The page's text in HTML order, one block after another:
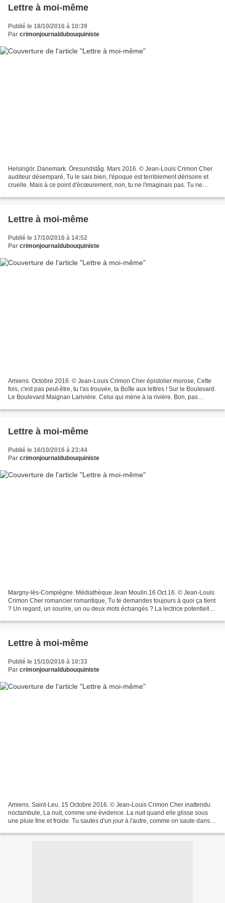
Lettre à moi-même
Publié le 18/10/2016 à 10:39
Par crimonjournaldubouquiniste
Helsingör. Danemark. Öresundståg. Mars 2016. © Jean-Louis Crimon Cher
auditeur désemparé, Tu le sais bien, l'époque est terriblement dérisoire et
cruelle. Mais à ce point d'écœurement, non, tu ne l'imaginais pas. Tu ne
Lettre à moi-même
Publié le 17/10/2016 à 14:52
Par crimonjournaldubouquiniste
Amiens. Octobre 2016. © Jean-Louis Crimon Cher épistolier morose, Cette
fois, c'est pas peut-être, tu l'as trouvée, ta Boîte aux lettres ! Sur le Boulevard.
Le Boulevard Maignan Larivière. Celui qui mène à la rivière. Bon, pas
Lettre à moi-même
Publié le 16/10/2016 à 23:44
Par crimonjournaldubouquiniste
Margny-lès-Compiègne. Médiathèque Jean Moulin.16 Oct.16. © Jean-Louis
Crimon Cher romancier romantique, Tu te demandes toujours à quoi ça tient
? Un regard, un sourire, un ou deux mots échangés ? La lectrice potentielle
Lettre à moi-même
Publié le 15/10/2016 à 10:33
Par crimonjournaldubouquiniste
Amiens. Saint-Leu. 15 Octobre 2016. © Jean-Louis Crimon Cher inattendu
noctambule, La nuit, comme une évidence. La nuit quand elle glisse sous
une pluie fine et froide. Tu sautes d'un jour à l'autre, comme on saute dans